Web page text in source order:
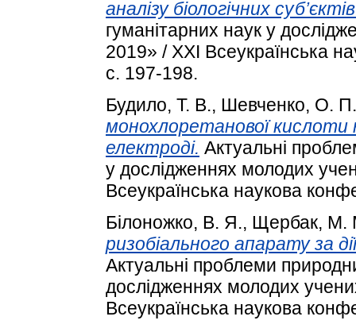
аналізу біологічних
гуманітарних наук у
2019» / XXІ Всеукраїнська
с. 197-198.
Будило, Т. В., Шевченко, О. П.
монохлорeтанової
електроді. Актуальні
у дослідженнях молодих
Всеукраїнська наукова
Білоножко, В. Я., Щербак, М.
ризобіального апарату за
Актуальні проблеми
дослідженнях молодих
Всеукраїнська наукова